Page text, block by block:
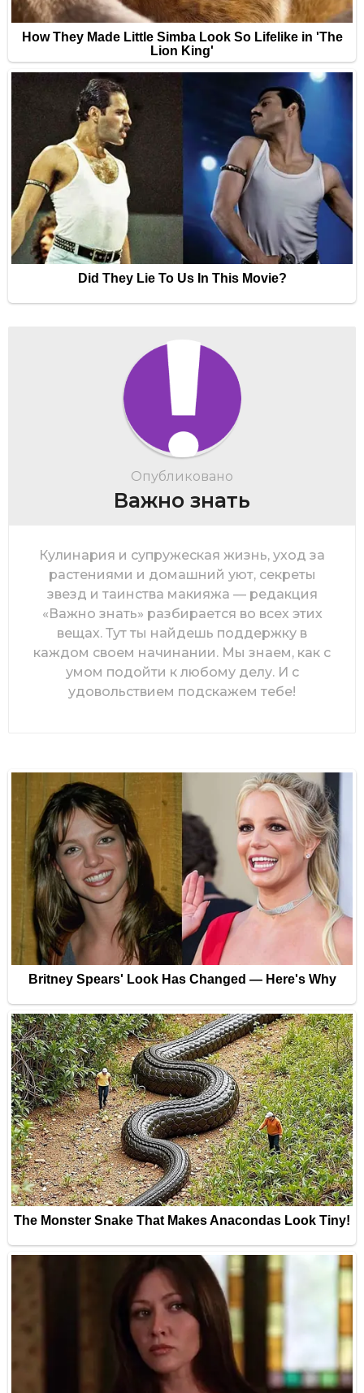
Опубликовано
Важно знать
Кулинария и супружеская жизнь, уход за
растениями и домашний уют, секреты
звезд и таинства макияжа — редакция
«Важно знать» разбирается во всех этих
вещах. Тут ты найдешь поддержку в
каждом своем начинании. Мы знаем, как с
умом подойти к любому делу. И с
удовольствием подскажем тебе!